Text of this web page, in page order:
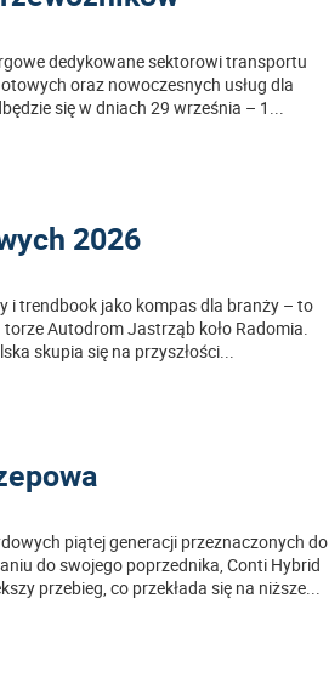
dedykowane sektorowi transportu
oraz nowoczesnych usług dla
się w dniach 29 września – 1 ...
2026
i trendbook jako kompas dla branży – to
Autodrom Jastrząb koło Radomia.
skupia się na przyszłości
piątej generacji przeznaczonych do
do swojego poprzednika, Conti Hybrid
przebieg, co przekłada się na niższe